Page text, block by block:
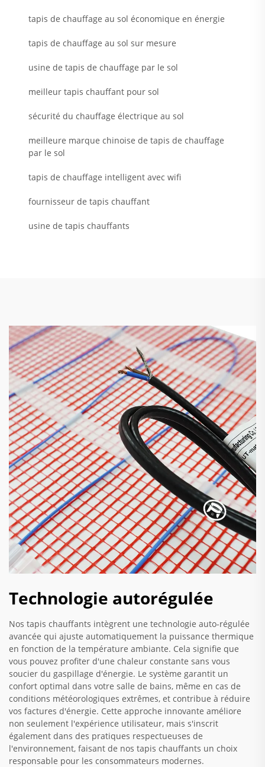
tapis de chauffage au sol économique en énergie
tapis de chauffage au sol sur mesure
usine de tapis de chauffage par le sol
meilleur tapis chauffant pour sol
sécurité du chauffage électrique au sol
meilleure marque chinoise de tapis de chauffage
par le sol
tapis de chauffage intelligent avec wifi
fournisseur de tapis chauffant
usine de tapis chauffants
Technologie autorégulée
Nos tapis chauffants intègrent une technologie auto-régulée
avancée qui ajuste automatiquement la puissance thermique
en fonction de la température ambiante. Cela signifie que
vous pouvez profiter d'une chaleur constante sans vous
soucier du gaspillage d'énergie. Le système garantit un
confort optimal dans votre salle de bains, même en cas de
conditions météorologiques extrêmes, et contribue à réduire
vos factures d'énergie. Cette approche innovante améliore
non seulement l'expérience utilisateur, mais s'inscrit
également dans des pratiques respectueuses de
l'environnement, faisant de nos tapis chauffants un choix
responsable pour les consommateurs modernes.